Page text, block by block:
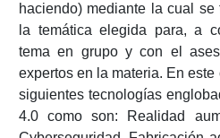
haciendo) mediante la cual
la temática elegida para, a
tema en grupo y con el
expertos en la materia. En
siguientes tecnologías
4.0 como son: Realidad